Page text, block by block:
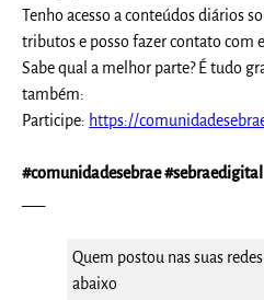
Tenho acesso a conteúdos diários
tributos e posso fazer contato com
Sabe qual a melhor parte? É tudo
também:
Participe: https://
#comunidadesebrae #sebraedigital
Quem postou nas suas
abaixo